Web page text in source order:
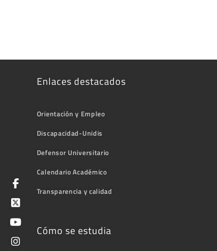
Enlaces destacados
Orientación y Empleo
Discapacidad-Unidis
Defensor Universitario
Calendario Académico
Transparencia y calidad
Cómo se estudia